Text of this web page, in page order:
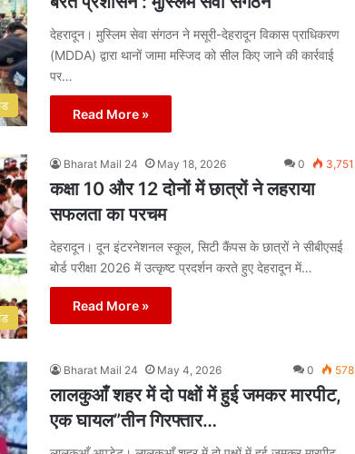
देहरादून। मुस्लिम सेवा संगठन ने मसूरी-देहरादून विकास प्राधिकरण
(MDDA) द्वारा थानों जामा मस्जिद को सील किए जाने की कार्रवाई
पर…
Read More »
Bharat Mail 24 May 18, 2026 0 3,751
कक्षा 10 और 12 दोनों में छात्रों ने लहराया
सफलता का परचम
देहरादून। दून इंटरनेशनल स्कूल, सिटी कैंपस के छात्रों ने सीबीएसई
बोर्ड परीक्षा 2026 में उत्कृष्ट प्रदर्शन करते हुए देहरादून में…
Read More »
Bharat Mail 24 May 4, 2026 0 578
लालकुआँ शहर में दो पक्षों में हुई जमकर मारपीट,
एक घायल”तीन गिरफ्तार…